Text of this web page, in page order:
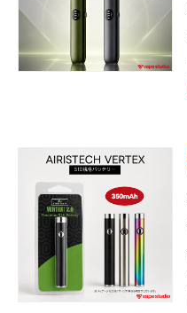
お買い物を続ける